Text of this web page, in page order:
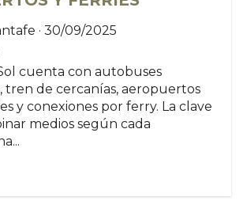
· 30/09/2025
cuenta con autobuses
tren de cercanías, aeropuertos
y conexiones por ferry. La clave
medios según cada